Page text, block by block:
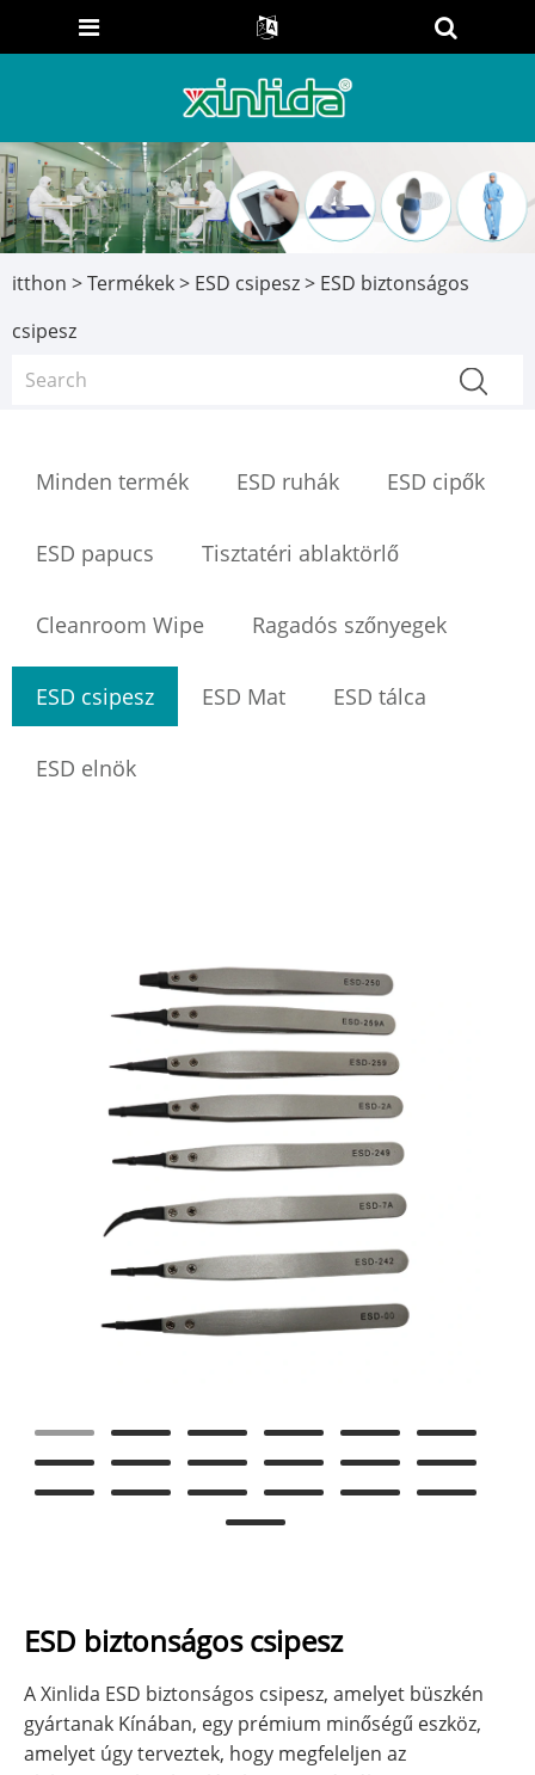
itthon >Termékek> ESD csipesz> ESD biztonságos
csipesz
Minden termék ESD ruhák ESD cipők
ESD papucs Tisztatéri ablaktörlő
Cleanroom Wipe Ragadós szőnyegek
ESD csipesz ESD Mat ESD tálca
ESD elnök
ESD biztonságos csipesz
A Xinlida ESD biztonságos csipesz, amelyet büszkén
gyártanak Kínában, egy prémium minőségű eszköz,
amelyet úgy terveztek, hogy megfeleljen az